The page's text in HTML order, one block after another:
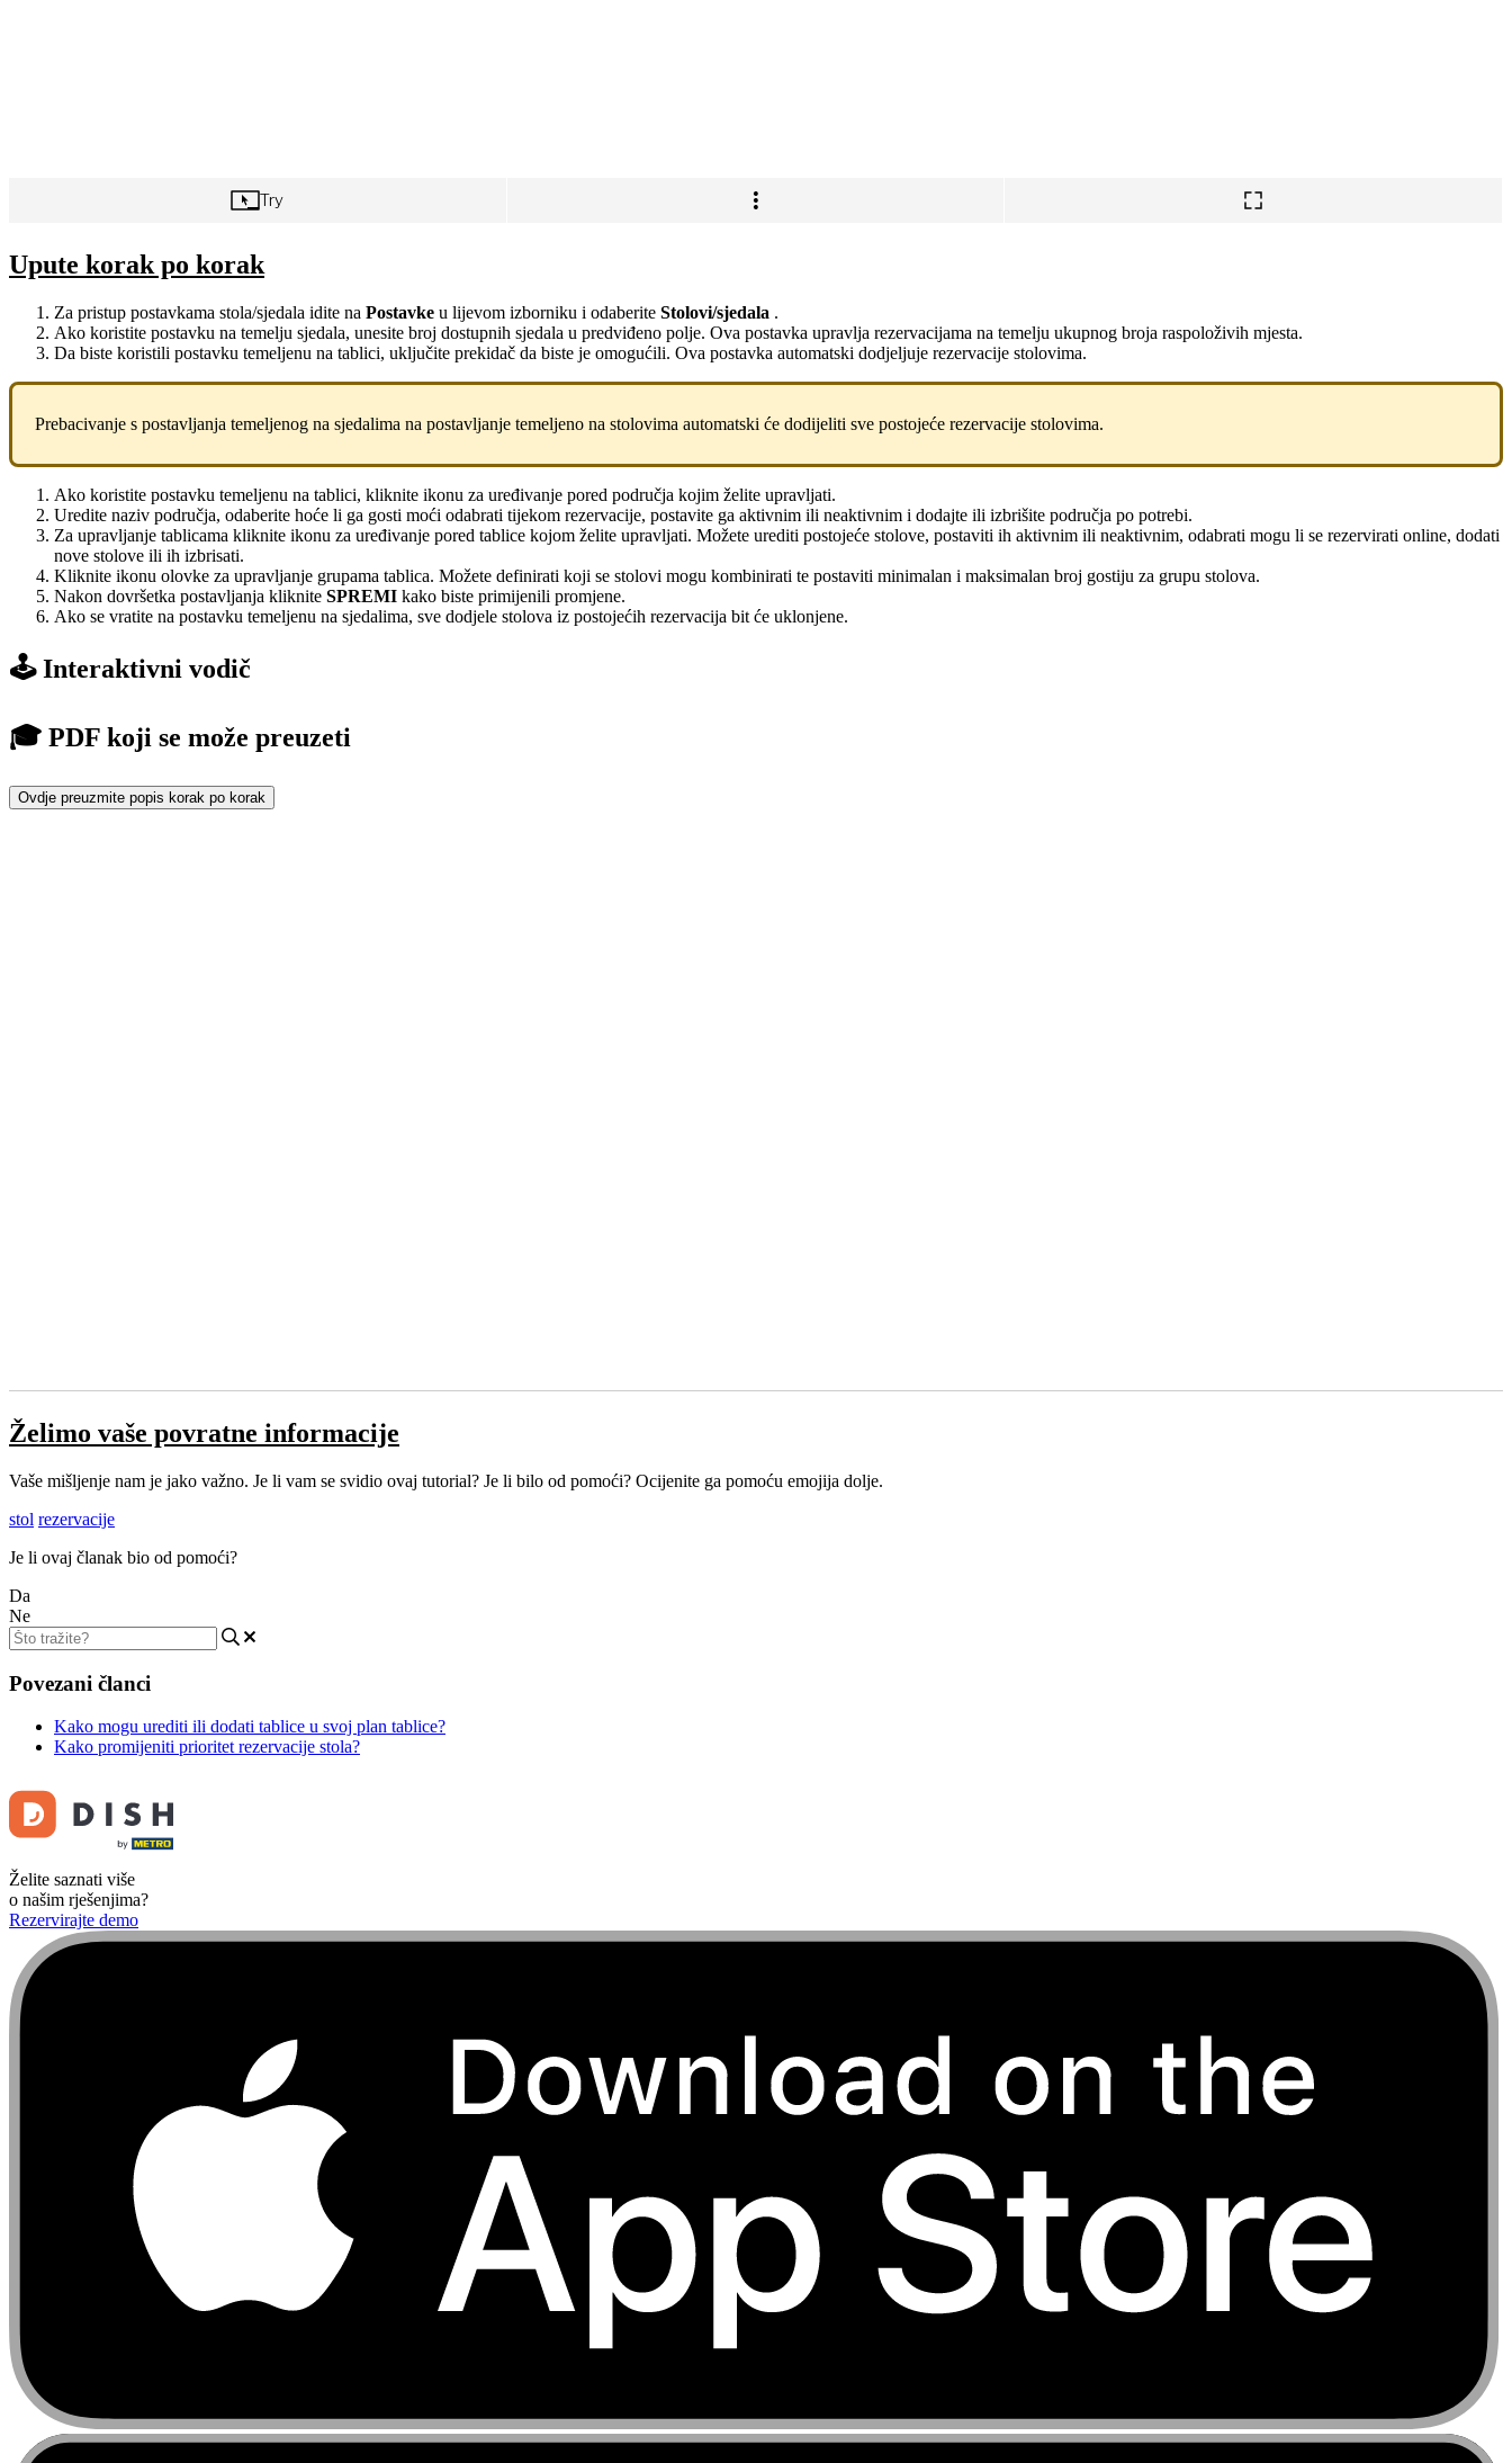
Upute korak po korak
Za pristup postavkama stola/sjedala idite na Postavke u lijevom izborniku i odaberite Stolovi/sjedala .
Ako koristite postavku na temelju sjedala, unesite broj dostupnih sjedala u predviđeno polje. Ova postavka upravlja rezervacijama na temelju ukupnog broja raspoloživih mjesta.
Da biste koristili postavku temeljenu na tablici, uključite prekidač da biste je omogućili. Ova postavka automatski dodjeljuje rezervacije stolovima.
Prebacivanje s postavljanja temeljenog na sjedalima na postavljanje temeljeno na stolovima automatski će dodijeliti sve postojeće rezervacije stolovima.
Ako koristite postavku temeljenu na tablici, kliknite ikonu za uređivanje pored područja kojim želite upravljati.
Uredite naziv područja, odaberite hoće li ga gosti moći odabrati tijekom rezervacije, postavite ga aktivnim ili neaktivnim i dodajte ili izbrišite područja po potrebi.
Za upravljanje tablicama kliknite ikonu za uređivanje pored tablice kojom želite upravljati. Možete urediti postojeće stolove, postaviti ih aktivnim ili neaktivnim, odabrati mogu li se rezervirati online, dodati
nove stolove ili ih izbrisati.
Kliknite ikonu olovke za upravljanje grupama tablica. Možete definirati koji se stolovi mogu kombinirati te postaviti minimalan i maksimalan broj gostiju za grupu stolova.
Nakon dovršetka postavljanja kliknite SPREMI kako biste primijenili promjene.
Ako se vratite na postavku temeljenu na sjedalima, sve dodjele stolova iz postojećih rezervacija bit će uklonjene.
🕹️ Interaktivni vodič
🎓 PDF koji se može preuzeti
Ovdje preuzmite popis korak po korak
Želimo vaše povratne informacije
Vaše mišljenje nam je jako važno. Je li vam se svidio ovaj tutorial? Je li bilo od pomoći? Ocijenite ga pomoću emojija dolje.
stol rezervacije
Je li ovaj članak bio od pomoći?
Da
Ne
Povezani članci
Kako mogu urediti ili dodati tablice u svoj plan tablice?
Kako promijeniti prioritet rezervacije stola?
Želite saznati više
o našim rješenjima?
Rezervirajte demo